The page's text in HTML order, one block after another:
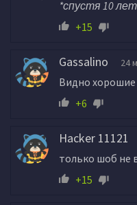
*спустя 10
+15
Gassalino 24
Видно хорошие
+6
Hacker 11121
только шоб не
+15